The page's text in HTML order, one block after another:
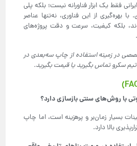
فقط یک ابزار فناورانه نیست؛ بلکه پلی
بهره‌گیری از این فناوری، نه‌تنها عناصر
بلکه کیفیت، سرعت و دقت پروژه‌های
در زمینه استفاده از چاپ سه‌بعدی در
تیم سکرو تماس بگیرید یا قیمت بگیرید.
با روش‌های سنتی بازسازی دارد؟
بسیار زمان‌بر و پرهزینه است، اما چاپ
بالا دارد.